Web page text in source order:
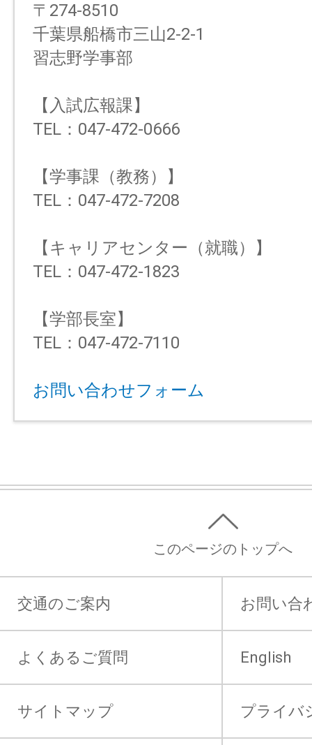
〒274-8510
千葉県船橋市三山2-2-1
習志野学事部
【入試広報課】
TEL：047-472-0666
【学事課（教務）】
TEL：047-472-7208
【キャリアセンター（就職）】
TEL：047-472-1823
【学部長室】
TEL：047-472-7110
お問い合わせフォーム
このページのトップへ
交通のご案内 お問い合
よくあるご質問 English
サイトマップ プライバ